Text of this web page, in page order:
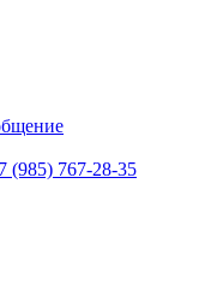
(985) 767-28-35